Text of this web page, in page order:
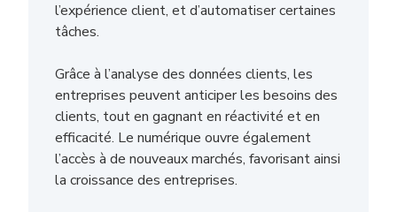
l’expérience client, et d’automatiser certaines
tâches.
Grâce à l’analyse des données clients, les
entreprises peuvent anticiper les besoins des
clients, tout en gagnant en réactivité et en
efficacité. Le numérique ouvre également
l’accès à de nouveaux marchés, favorisant ainsi
la croissance des entreprises.